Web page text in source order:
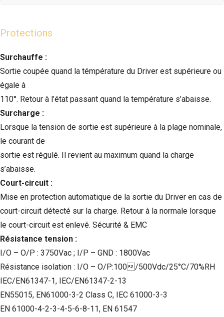
Protections
Surchauffe :
Sortie coupée quand la témpérature du Driver est supérieure ou
égale à
110°. Retour à l’état passant quand la température s’abaisse.
Surcharge :
Lorsque la tension de sortie est supérieure à la plage nominale,
le courant de
sortie est régulé. Il revient au maximum quand la charge
s’abaisse.
Court-circuit :
Mise en protection automatique de la sortie du Driver en cas de
court-circuit détecté sur la charge. Retour à la normale lorsque
le court-circuit est enlevé. Sécurité & EMC
Résistance tension :
I/O – O/P : 3750Vac ; I/P – GND : 1800Vac
Résistance isolation : I/O – O/P:100/500Vdc/25°C/70%RH
IEC/EN61347-1, IEC/EN61347-2-13
EN55015, EN61000-3-2 Class C, IEC 61000-3-3
EN 61000-4-2-3-4-5-6-8-11, EN 61547